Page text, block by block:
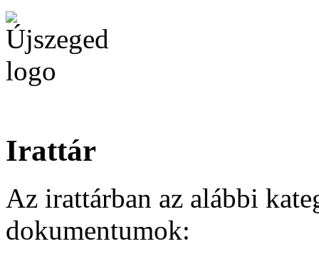
Irattár
Az irattárban az alábbi
dokumentumok: